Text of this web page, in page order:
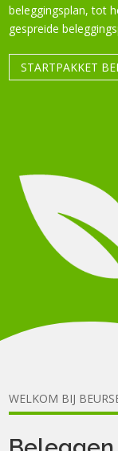
beleggingsplan, tot
gespreide
STARTPAKKET
WELKOM BIJ